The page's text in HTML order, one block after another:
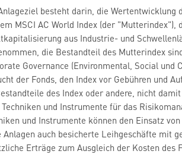
besteht darin, die Wertentwicklung
MSCI AC World Index (der
aus Industrie- und
die Bestandteil des Mutterindex
Governance (Environmental, Social und
der Fonds, den Index vor Gebühren und
des Index oder andere, nicht
Techniken und Instrumente für das
und Instrumente können den Einsatz
Anlagen auch besicherte Leihgeschäfte mit
Erträge zum Ausgleich der Kosten des